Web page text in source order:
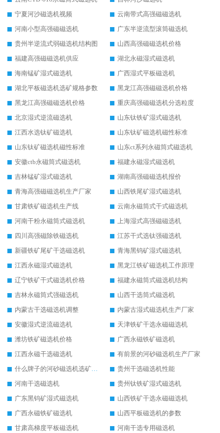
宁夏河沙磁选机视频
云南带式高强磁磁选机
河南小型高强磁磁选机
广东半逆流型滚筒磁选机
贵州半逆流式弱磁选机结构图
山西高强磁磁选机价格
福建高强磁磁选机供应
湖北永磁湿式磁选机
海南锰矿湿式磁选机
广西湿式平板磁选机
湖北平板磁选机选矿规格参数
黑龙江高强磁磁选机价格
黑龙江高强磁磁选机价格
重庆高强磁磁选机分选粒度
北京湿式逆流磁选机
山东钛铁矿湿式磁选机
江西水选钛矿磁选机
山东钛矿磁选机磁性标准
山东钛矿磁选机磁性标准
山东ct系列永磁筒式磁选机
安徽ctb永磁筒式磁选机
福建永磁湿式磁选机
吉林锰矿湿式磁选机
湖南高强磁磁选机报价
青海高强磁磁选机生产厂家
山西铁尾矿湿式磁选机
甘肃铁矿磁选机生产线
云南永磁筒式干式磁选机
河南干粉永磁筒式磁选机
上海湿式高强磁磁选机
四川高强磁除铁磁选机
江苏干式选钛强磁选机
新疆铁矿尾矿干选磁选机
青海黑钨矿湿式磁选机
江西永磁湿式磁选机
黑龙江铁矿磁选机工作原理
辽宁铁矿干式磁选机价格
福建永磁筒式磁选机结构
吉林永磁筒式强磁选机
山西干选筒式磁选机
内蒙古干选磁选机调整
内蒙古湿式磁选机生产厂家
安徽湿式逆流磁选机
天津铁矿干选永磁磁选机
潍坊铁矿磁选机价格
广西永磁铁矿磁选机
江西永磁干选磁选机
有前景的河砂磁选机生产厂家
什么牌子的河砂磁选机选矿效果好
贵州干选磁选机性能
河南干选磁选机
贵州钛铁矿湿式磁选机
广东黑钨矿湿式磁选机
山西铁矿干选永磁磁选机
广西永磁铁矿磁选机
山西平板磁选机的参数
甘肃高梯度平板磁选机
河南干选专用磁选机